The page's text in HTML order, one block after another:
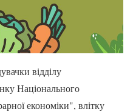
відділу
Національного
економіки", влітку